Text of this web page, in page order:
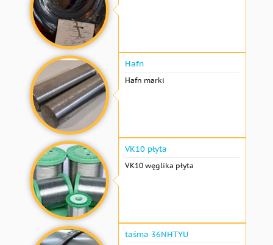
Hafn
Hafn marki
VK10 płyta
VK10 węglika płyta
taśma 36NHTYU